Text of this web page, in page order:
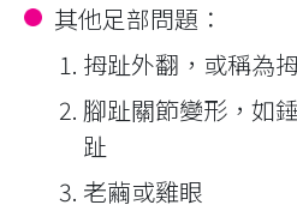
其他足部問題∶
拇趾外翻，或稱為
腳趾關節變形，如
趾
老繭或雞眼